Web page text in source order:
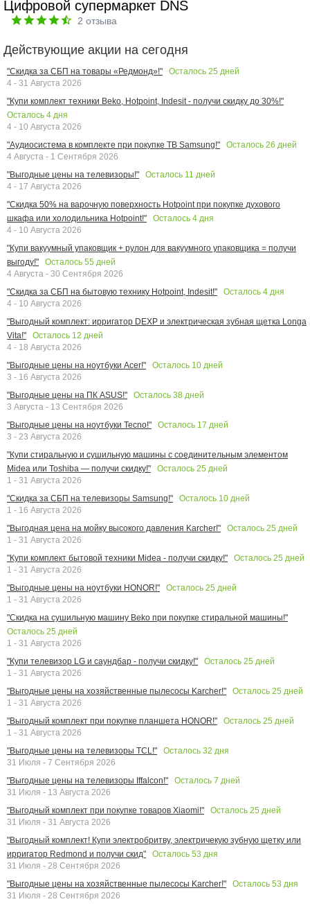
Цифровой супермаркет DNS
2 отзыва
Действующие акции на сегодня
"Скидка за СБП на товары «Редмонд»!" Осталось 25 дней
4 - 31 Августа 2026
"Купи комплект техники Beko, Hotpoint, Indesit - получи скидку до 30%!"
Осталось 4 дня
4 - 10 Августа 2026
"Аудиосистема в комплекте при покупке ТВ Samsung!"
Осталось 26 дней
4 Августа - 1 Сентября 2026
"Выгодные цены на телевизоры!"
Осталось 11 дней
4 - 17 Августа 2026
"Скидка 50% на варочную поверхность Hotpoint при покупке духового
шкафа или холодильника Hotpoint!"
Осталось 4 дня
4 - 10 Августа 2026
"Купи вакуумный упаковщик + рулон для вакуумного упаковщика = получи
выгоду!"
Осталось 55 дней
4 Августа - 30 Сентября 2026
"Скидка за СБП на бытовую технику Hotpoint, Indesit!"
Осталось 4 дня
4 - 10 Августа 2026
"Выгодный комплект: ирригатор DEXP и электрическая зубная щетка Longa
Vita!"
Осталось 12 дней
4 - 18 Августа 2026
"Выгодные цены на ноутбуки Acer!"
Осталось 10 дней
3 - 16 Августа 2026
"Выгодные цены на ПК ASUS!"
Осталось 38 дней
3 Августа - 13 Сентября 2026
"Выгодные цены на ноутбуки Tecno!"
Осталось 17 дней
3 - 23 Августа 2026
"Купи стиральную и сушильную машины с соединительным элементом
Midea или Toshiba — получи скидку!"
Осталось 25 дней
1 - 31 Августа 2026
"Скидка за СБП на телевизоры Samsung!"
Осталось 10 дней
1 - 16 Августа 2026
"Выгодная цена на мойку высокого давления Karcher!"
Осталось 25 дней
1 - 31 Августа 2026
"Купи комплект бытовой техники Midea - получи скидку!"
Осталось 25 дней
1 - 31 Августа 2026
"Выгодные цены на ноутбуки HONOR!"
Осталось 25 дней
1 - 31 Августа 2026
"Скидка на сушильную машину Beko при покупке стиральной машины!"
Осталось 25 дней
1 - 31 Августа 2026
"Купи телевизор LG и саундбар - получи скидку!"
Осталось 25 дней
1 - 31 Августа 2026
"Выгодные цены на хозяйственные пылесосы Karcher!"
Осталось 25 дней
1 - 31 Августа 2026
"Выгодный комплект при покупке планшета HONOR!"
Осталось 25 дней
1 - 31 Августа 2026
"Выгодные цены на телевизоры TCL!"
Осталось 32 дня
31 Июля - 7 Сентября 2026
"Выгодные цены на телевизоры Iffalcon!"
Осталось 7 дней
31 Июля - 13 Августа 2026
"Выгодный комплект при покупке товаров Xiaomi!"
Осталось 25 дней
31 Июля - 31 Августа 2026
"Выгодный комплект! Купи электробритву, электричекую зубную щетку или
ирригатор Redmond и получи скид"
Осталось 53 дня
31 Июля - 28 Сентября 2026
"Выгодные цены на хозяйственные пылесосы Karcher!"
Осталось 53 дня
31 Июля - 28 Сентября 2026